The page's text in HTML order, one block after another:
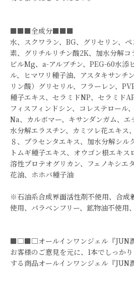
■■■全成分■■■
水、スクワラン、BG、グリセリン、
素、グリチルリチン酸2K、加水分解
ビルMg、a-アルブチン、PEG-60水添
ル、ヒマワリ種子油、アスタキサンチ
リン酸）グリセリル、フラーレン、
種子エキス、セラミドNP、セラミド
フィスフィンドシン、コレステロール
Na、カルボマー、キサンダンガム、
水分解エラスチン、カミツレ花エキス
８、プラセンタエキス、加水分解シル
トムギ種子エキス、オウゴン根エキス
溶性プロテオグリカン、フェノキシエ
花油、ホホバ種子油
※石油系合成界面活性剤不使用、合成
使用、パラベンフリー、鉱物油不使用
■□■□オールインワンジェル『
お客様のご意見を元に、1本でしっか
する商品オールインワンジェル『JUN